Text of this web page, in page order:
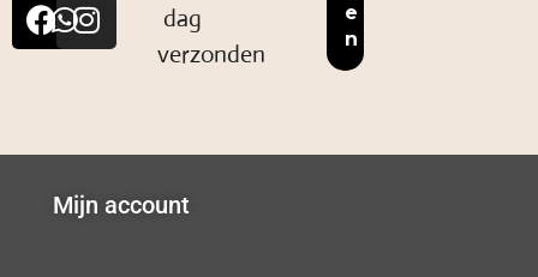
dag
verzonden
Mijn account